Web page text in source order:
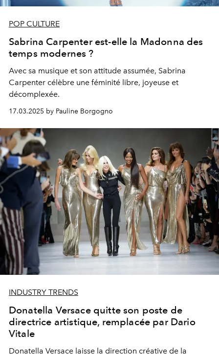
POP CULTURE
Sabrina Carpenter est-elle la Madonna des
temps modernes ?
Avec sa musique et son attitude assumée, Sabrina
Carpenter célèbre une féminité libre, joyeuse et
décomplexée.
17.03.2025 by Pauline Borgogno
INDUSTRY TRENDS
Donatella Versace quitte son poste de
directrice artistique, remplacée par Dario
Vitale
Donatella Versace laisse la direction créative de la